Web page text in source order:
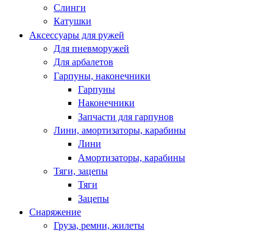
Слинги
Катушки
Аксессуары для ружей
Для пневморужей
Для арбалетов
Гарпуны, наконечники
Гарпуны
Наконечники
Запчасти для гарпунов
Лини, амортизаторы, карабины
Лини
Амортизаторы, карабины
Тяги, зацепы
Тяги
Зацепы
Снаряжение
Груза, ремни, жилеты